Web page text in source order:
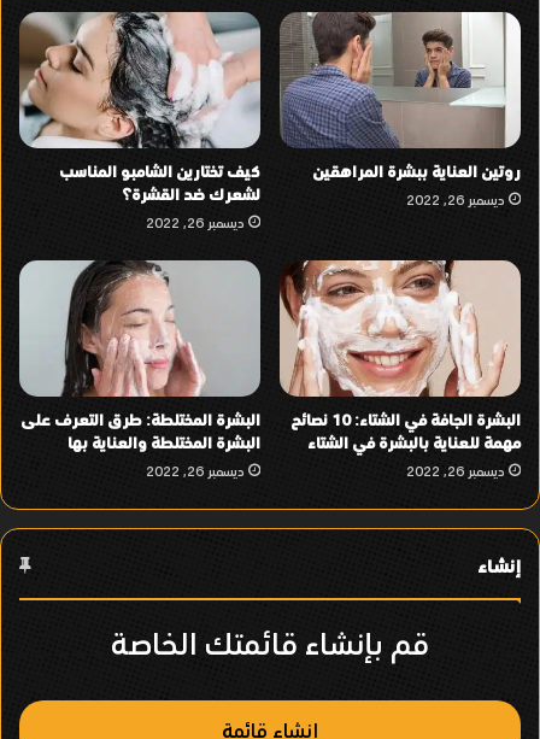
روتين العناية ببشرة المراهقين
ديسمبر 26, 2022
كيف تختارين الشامبو المناسب
لشعرك ضد القشرة؟
ديسمبر 26, 2022
البشرة الجافة في الشتاء: 10 نصائح
مهمة للعناية بالبشرة في الشتاء
ديسمبر 26, 2022
البشرة المختلطة: طرق التعرف على
البشرة المختلطة والعناية بها
ديسمبر 26, 2022
إنشاء
قم بإنشاء قائمتك الخاصة
إنشاء قائمة